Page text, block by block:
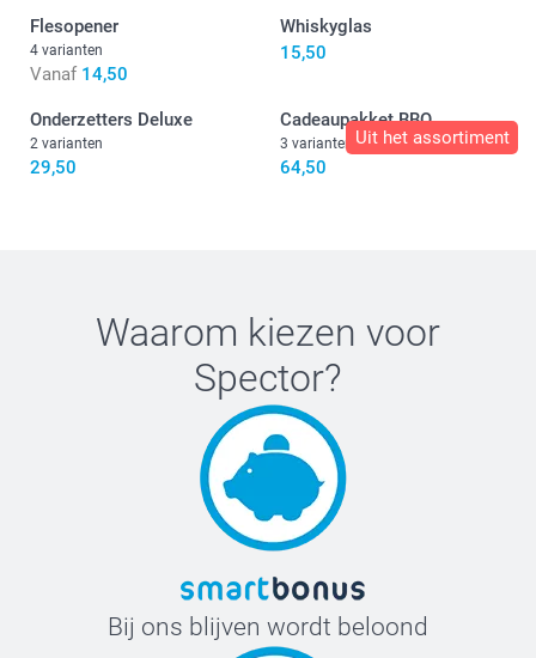
Flesopener
4 varianten
Vanaf 14,50
Whiskyglas
15,50
Onderzetters Deluxe
2 varianten
29,50
Uit het assortiment
Cadeaupakket BBQ
3 varianten
64,50
Waarom kiezen voor
Spector?
Bij ons blijven wordt beloond